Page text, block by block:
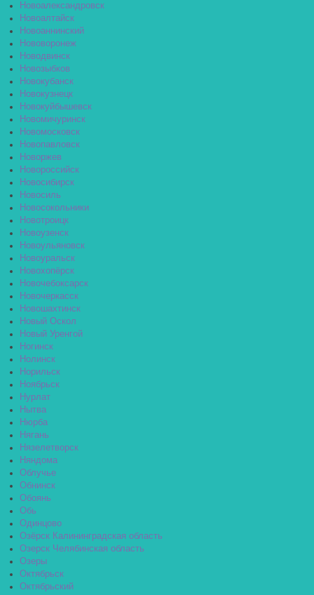
Новоалександровск
Новоалтайск
Новоаннинский
Нововоронеж
Новодвинск
Новозыбков
Новокубанск
Новокузнецк
Новокуйбышевск
Новомичуринск
Новомосковск
Новопавловск
Новоржев
Новороссийск
Новосибирск
Новосиль
Новосокольники
Новотроицк
Новоузенск
Новоульяновск
Новоуральск
Новохопёрск
Новочебоксарск
Новочеркасск
Новошахтинск
Новый Оскол
Новый Уренгой
Ногинск
Нолинск
Норильск
Ноябрьск
Нурлат
Нытва
Нюрба
Нягань
Нязелетворск
Няндома
Облучье
Обнинск
Обоянь
Обь
Одинцово
Озёрск Калининградская область
Озерск Челябинская область
Озеры
Октябрьск
Октябрьский